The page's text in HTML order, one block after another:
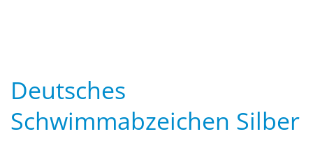
Deutsches
Schwimmabzeichen Silber